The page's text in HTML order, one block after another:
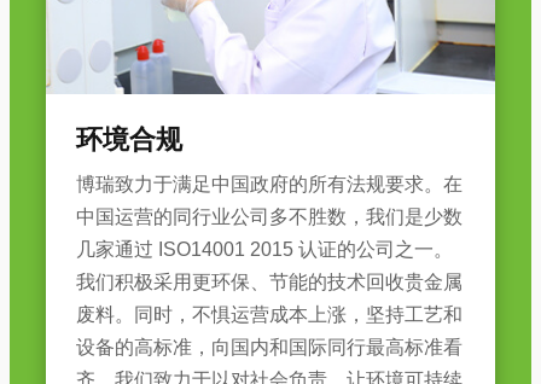
环境合规
博瑞致力于满足中国政府的所有法规要求。在
中国运营的同行业公司多不胜数，我们是少数
几家通过 ISO14001 2015 认证的公司之一。
我们积极采用更环保、节能的技术回收贵金属
废料。同时，不惧运营成本上涨，坚持工艺和
设备的高标准，向国内和国际同行最高标准看
齐。我们致力于以对社会负责、让环境可持续